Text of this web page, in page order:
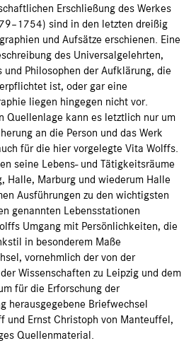
Erschließung des Werkes
sind in den letzten dreißig
und Aufsätze erschienen. Eine
des Universalgelehrten,
Philosophen der Aufklärung, die
ist, oder gar eine
liegen hingegen nicht vor.
Quellenlage kann es letztlich nur um
an die Person und das Werk
für die hier vorgelegte Vita Wolffs.
seine Lebens- und Tätigkeitsräume
Halle, Marburg und wiederum Halle
Ausführungen zu den wichtigsten
genannten Lebensstationen
Umgang mit Persönlichkeiten, die
in besonderem Maße
vornehmlich der von der
Wissenschaften zu Leipzig und dem
für die Erforschung der
herausgegebene Briefwechsel
und Ernst Christoph von Manteuffel,
Quellenmaterial.